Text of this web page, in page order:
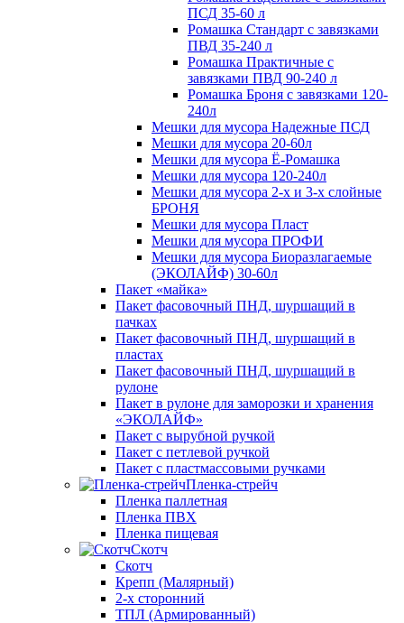
ПСД 35-60 л
Ромашка Стандарт с завязками
ПВД 35-240 л
Ромашка Практичные с
завязками ПВД 90-240 л
Ромашка Броня с завязками 120-
240л
Мешки для мусора Надежные ПСД
Мешки для мусора 20-60л
Мешки для мусора Ё-Ромашка
Мешки для мусора 120-240л
Мешки для мусора 2-х и 3-х слойные
БРОНЯ
Мешки для мусора Пласт
Мешки для мусора ПРОФИ
Мешки для мусора Биоразлагаемые
(ЭКОЛАЙФ) 30-60л
Пакет «майка»
Пакет фасовочный ПНД, шуршащий в
пачках
Пакет фасовочный ПНД, шуршащий в
пластах
Пакет фасовочный ПНД, шуршащий в
рулоне
Пакет в рулоне для заморозки и хранения
«ЭКОЛАЙФ»
Пакет с вырубной ручкой
Пакет с петлевой ручкой
Пакет с пластмассовыми ручками
Пленка-стрейч
Пленка паллетная
Пленка ПВХ
Пленка пищевая
Скотч
Скотч
Крепп (Малярный)
2-х сторонний
ТПЛ (Армированный)